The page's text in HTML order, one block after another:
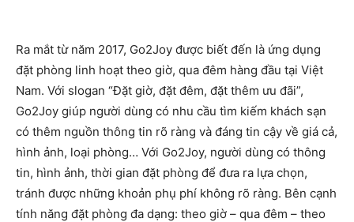
Ra mắt từ năm 2017, Go2Joy được biết đến là ứng dụng
đặt phòng linh hoạt theo giờ, qua đêm hàng đầu tại Việt
Nam. Với slogan “Đặt giờ, đặt đêm, đặt thêm ưu đãi”,
Go2Joy giúp người dùng có nhu cầu tìm kiếm khách sạn
có thêm nguồn thông tin rõ ràng và đáng tin cậy về giá cả,
hình ảnh, loại phòng… Với Go2Joy, người dùng có thông
tin, hình ảnh, thời gian đặt phòng để đưa ra lựa chọn,
tránh được những khoản phụ phí không rõ ràng. Bên cạnh
tính năng đặt phòng đa dạng: theo giờ – qua đêm – theo